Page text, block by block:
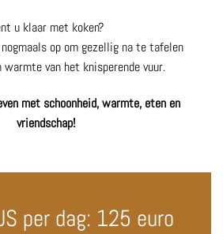
u klaar met koken?
op om gezellig na te tafelen
van het knisperende vuur.
met schoonheid, warmte, eten en
vriendschap!
per dag: 125 euro